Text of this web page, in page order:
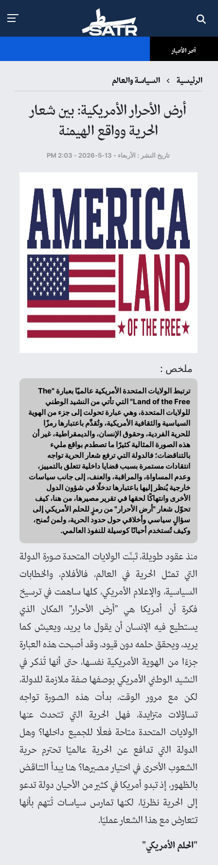
آخر الأخبار
الرئيسية السياسة والعالم
أرض الأحرار الأمريكية: بين شعار
الحرية وواقع الهيمنة
تاريخ النشر : الأربعاء - 13-5-2026 - 2:03 PM
ملخص :
ترتبط الولايات المتحدة الأمريكية عالميًا بعبارة "The
Land of the Free" التي تأتي من النشيد الوطني
للولايات المتحدة، وهي عبارة تحولت إلى جزء من الهوية
السياسية والثقافية الأمريكية، وتُقدَّم باعتبارها رمزًا
للحرية الفردية، وحقوق الإنسان، والديمقراطية، غير أن
هذه الصورة المثالية كثيرًا ما تصطدم بواقع مليء
بالتناقضات؛ فالدولة التي ترفع شعار الحرية تواجه
انتقادات مستمرة بسبب قضايا داخلية تتعلق بالتمييز،
وعدم المساواة، والمراقبة، والعنف، إلى جانب سياسات
خارجية يُنظر إليها باعتبارها تدخلًا في شؤون الدول
الأخرى وانتهاكًا لحقها في تقرير مصيرها، من هنا، كيف
تحوّل شعار "أرض الأحرار" من رمزٍ للحلم الأمريكي إلى
سؤالٍ سياسي وأخلاقي حول حدود الحرية، ولمن تُمنح،
وكيف تُستخدم أحيانًا كوسيلة للنفوذ العالمي.
منذ عقود طويلة، تَبنّت الولايات المتحدة صورة الدولة
التي تمثل الحرية في العالم، فالأفلام، والخطابات
السياسية، والإعلام الأمريكي، كلها ساهمت في ترسيخ
فكرة أن أمريكا هي "أرض الأحرار" المكان الذي
يستطيع فيه الإنسان أن يقول ما يريد، ويعيش كما
يريد، ويحقق حلمه دون قيود، وقد أصبحت هذه العبارة
جزءًا من الهوية الأمريكية نفسها، حتى أنها تُذكر في
النشيد الوطني الأمريكي بوصفها صفة ملازمة للدولة،
لكن مع مرور الوقت، بدأت هذه الصورة تواجه
تساؤلات متزايدة، فهل الحرية التي تتحدث عنها
الولايات المتحدة متاحة فعلًا للجميع داخلها؟ وهل
الدولة التي تدافع عن الحرية عالميًا تحترم حرية
الشعوب الأخرى في اختيار مصيرها؟ هنا يبدأ التناقض
بالظهور، إذ تبدو أمريكا في كثير من الأحيان دولة تدعو
إلى الحرية نظريًا، لكنها تمارس سياسات تُتهم بأنها
تتعارض مع هذا الشعار عمليًا.
"الحلم الأمريكي"